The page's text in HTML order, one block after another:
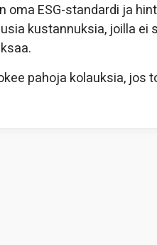
oma ESG-standardi ja
kustannuksia, joilla
pahoja kolauksia, jos